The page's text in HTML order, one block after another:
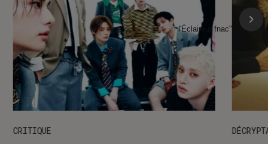
CRITIQUE
l'Éclaireur fnac">